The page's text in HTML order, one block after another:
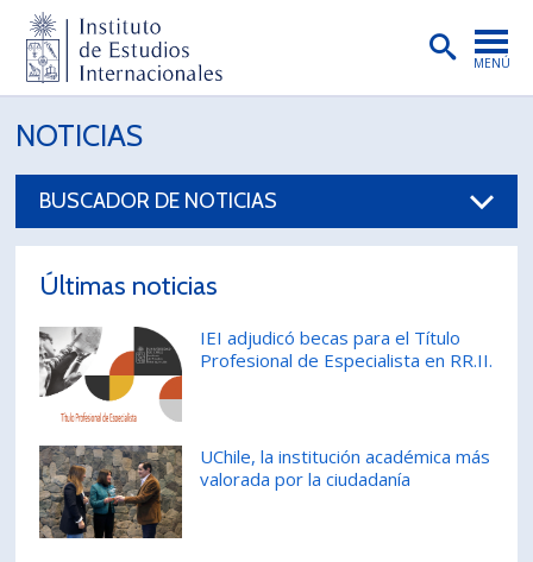
MENÚ
INSTITUTO
EXTENSIÓN
BIBLIOTECA
NOTICIAS
BUSCADOR DE NOTICIAS
Últimas noticias
IEI adjudicó becas para el Título
Profesional de Especialista en RR.II.
UChile, la institución académica más
valorada por la ciudadanía